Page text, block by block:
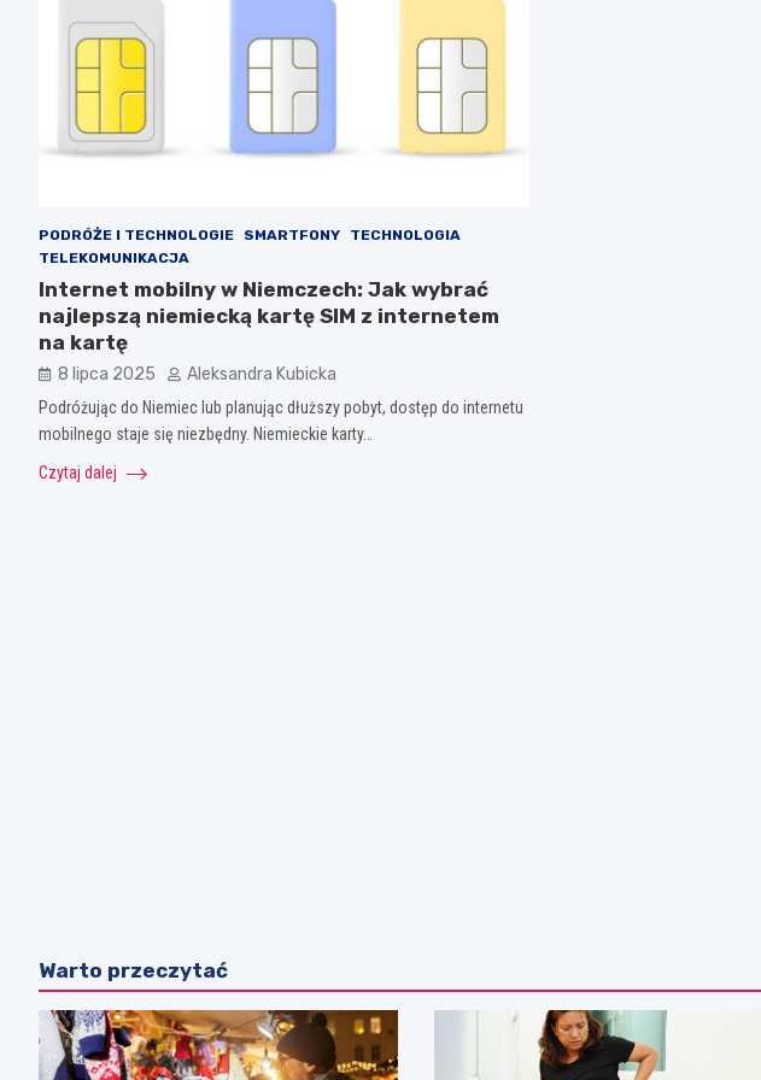
PODRÓŻE I TECHNOLOGIE SMARTFONY
TECHNOLOGIA
TELEKOMUNIKACJA
Internet mobilny w Niemczech: Jak wybrać
najlepszą niemiecką kartę SIM z internetem
na kartę
8 lipca 2025 Aleksandra Kubicka
Podróżując do Niemiec lub planując dłuższy pobyt, dostęp do internetu
mobilnego staje się niezbędny. Niemieckie karty…
Czytaj dalej
Warto przeczytać